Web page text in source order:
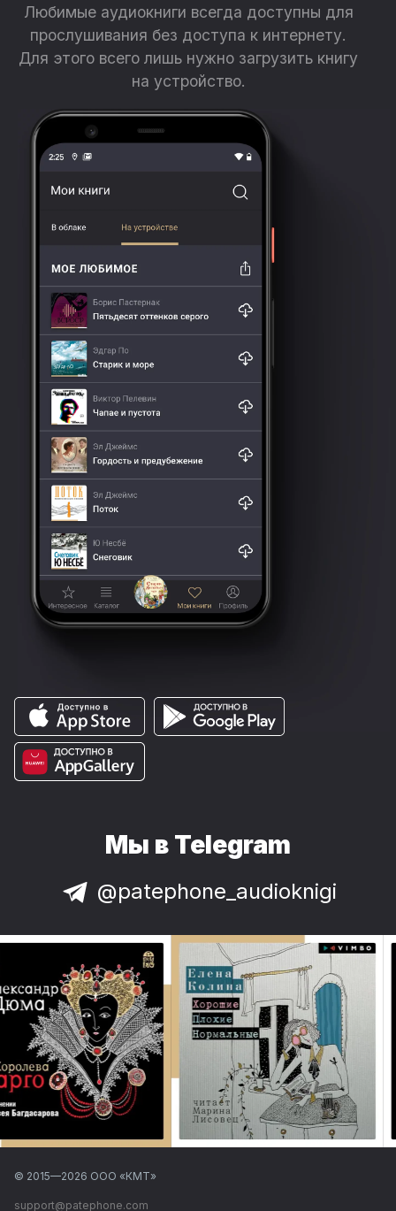
Любимые аудиокниги всегда доступны для
прослушивания без доступа к интернету.
Для этого всего лишь нужно загрузить книгу
на устройство.
Мы в Telegram
@patephone_audioknigi
© 2015—2026 ООО «КМТ»
support@patephone.com